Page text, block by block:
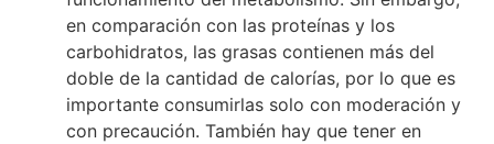
en comparación con las proteínas y los
carbohidratos, las grasas contienen más del
doble de la cantidad de calorías, por lo que es
importante consumirlas solo con moderación y
con precaución. También hay que tener en